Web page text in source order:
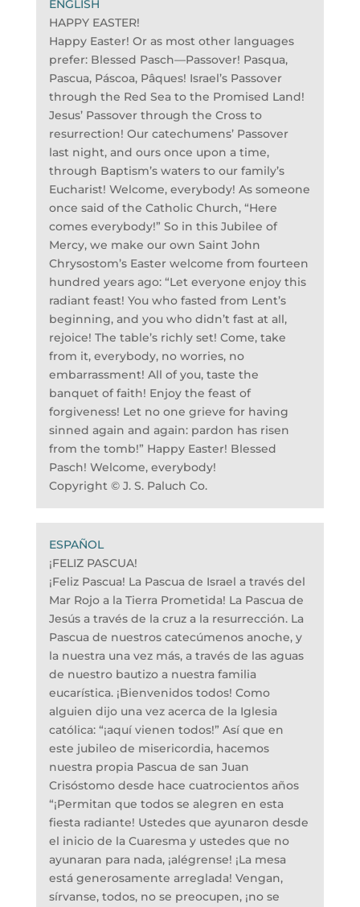
HAPPY EASTER!
Happy Easter! Or as most other languages
prefer: Blessed Pasch—Passover! Pasqua,
Pascua, Páscoa, Pâques! Israel’s Passover
through the Red Sea to the Promised Land!
Jesus’ Passover through the Cross to
resurrection! Our catechumens’ Passover
last night, and ours once upon a time,
through Baptism’s waters to our family’s
Eucharist! Welcome, everybody! As someone
once said of the Catholic Church, “Here
comes everybody!” So in this Jubilee of
Mercy, we make our own Saint John
Chrysostom’s Easter welcome from fourteen
hundred years ago: “Let everyone enjoy this
radiant feast! You who fasted from Lent’s
beginning, and you who didn’t fast at all,
rejoice! The table’s richly set! Come, take
from it, everybody, no worries, no
embarrassment! All of you, taste the
banquet of faith! Enjoy the feast of
forgiveness! Let no one grieve for having
sinned again and again: pardon has risen
from the tomb!” Happy Easter! Blessed
Pasch! Welcome, everybody!
Copyright © J. S. Paluch Co.
¡FELIZ PASCUA!
¡Feliz Pascua! La Pascua de Israel a través del
Mar Rojo a la Tierra Prometida! La Pascua de
Jesús a través de la cruz a la resurrección. La
Pascua de nuestros catecúmenos anoche, y
la nuestra una vez más, a través de las aguas
de nuestro bautizo a nuestra familia
eucarística. ¡Bienvenidos todos! Como
alguien dijo una vez acerca de la Iglesia
católica: “¡aquí vienen todos!” Así que en
este jubileo de misericordia, hacemos
nuestra propia Pascua de san Juan
Crisóstomo desde hace cuatrocientos años
“¡Permitan que todos se alegren en esta
fiesta radiante! Ustedes que ayunaron desde
el inicio de la Cuaresma y ustedes que no
ayunaran para nada, ¡alégrense! ¡La mesa
está generosamente arreglada! Vengan,
sírvanse, todos, no se preocupen, ¡no se